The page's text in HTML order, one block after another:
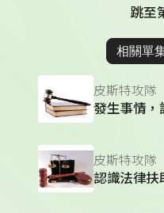
跳至
相關單
皮斯特攻隊
發生事情，
皮斯特攻隊
認識法律扶